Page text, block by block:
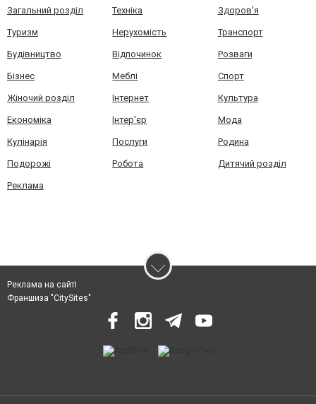
Загальний розділ Техніка Здоров'я
Туризм Нерухомість Транспорт
Будівництво Відпочинок Розваги
Бізнес Меблі Спорт
Жіночий розділ Інтернет Культура
Економіка Інтер'єр Мода
Кулінарія Послуги Родина
Подорожі Робота Дитячий розділ
Реклама
Реклама на сайті
Франшиза "CitySites"